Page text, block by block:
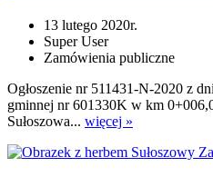
13 lutego 2020r.
Super User
Zamówienia publiczne
Ogłoszenie nr 511431-N-2020 z
gminnej nr 601330K w km
Sułoszowa... więcej »